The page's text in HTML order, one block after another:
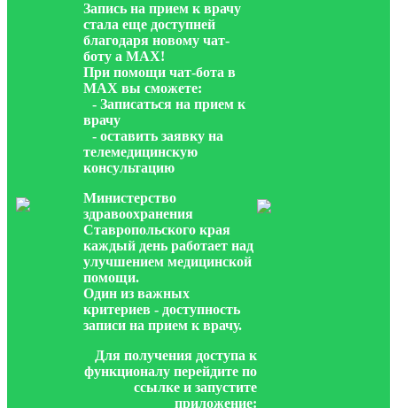
Запись на прием к врачу
стала еще доступней
благодаря новому чат-
боту а МАХ!
При помощи чат-бота в
МАХ вы сможете:
- Записаться на прием к
врачу
- оставить заявку на
телемедицинскую
консультацию
Министерство
здравоохранения
Ставропольского края
каждый день работает над
улучшением медицинской
помощи.
Один из важных
критериев - доступность
записи на прием к врачу.
Для получения доступа к
функционалу перейдите по
ссылке и запустите
приложение: